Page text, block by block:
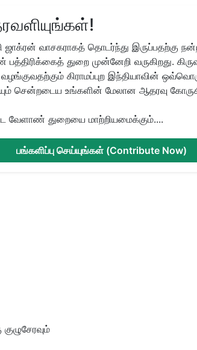
ஜாக்ரன் வாசகராகத் தொடர்ந்து இருப்பதற்கு
துறை முன்னேறி வருகிறது.
கிராமப்புற இந்தியாவின்
சென்றடைய உங்களின் மேலான ஆதரவு
வேளாண் துறையை மாற்றியமைக்கும்....
பங்களிப்பு செய்யுங்கள் (Contribute Now)